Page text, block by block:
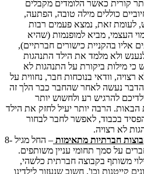
קורית כאשר הלומדים מקבלים
כוללים מילה טובה, הפתעה,
לעומת זאת, נמצא פעמים רבות
העצמי, מביא למופנמות (שהיא
אליו בהקניית כישורים חברתיים),
ולא מלמד את הילד התנהגות
כי מילות ביקורת על התנהגות לא
רצויה, וודאי בנוכחות חבר, נחווית על
הדבר נעשה לאחר שהחבר כבר הלך זה
להרגיש רע ולחשוש יותר
הבאות. הרבה יותר יעיל לחזק את הילד
בכבוד, לאפשר לחבר לבחור
לא רצויה.
חברתיות מתאימות
– החל מגיל 8-
על סמך תחומי עניין משותפים.
משותף בקבוצה חברתית כלשהי,
קייטנות וכו'. חשוב שנעזור לילדינו